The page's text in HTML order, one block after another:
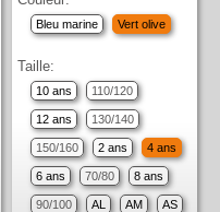
Bleu marine Vert olive
Taille:
10 ans 110/120
12 ans 130/140
150/160 2 ans 4 ans
6 ans 70/80 8 ans
90/100 AL AM AS